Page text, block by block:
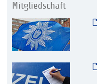
Mitgliedschaft